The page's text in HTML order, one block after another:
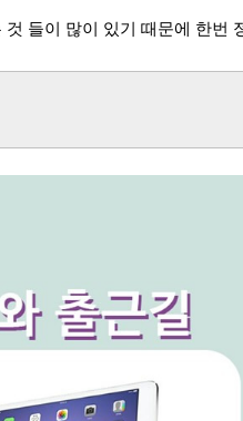
들이 많이 있기 때문에 한번